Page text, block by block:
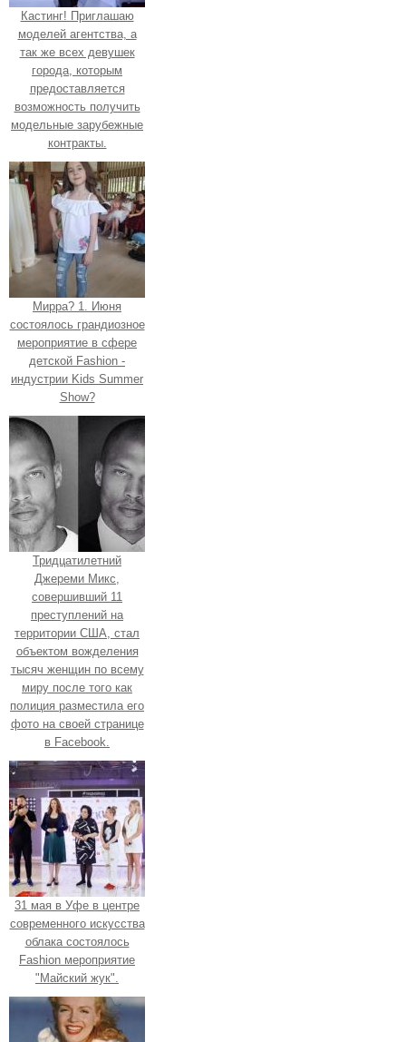
Кастинг! Приглашаю
моделей агентства, а
так же всех девушек
города, которым
предоставляется
возможность получить
модельные зарубежные
контракты.
Мирра? 1. Июня
состоялось грандиозное
мероприятие в сфере
детской Fashion -
индустрии Kids Summer
Show?
Тридцатилетний
Джереми Микс,
совершивший 11
преступлений на
территории США, стал
объектом вожделения
тысяч женщин по всему
миру после того как
полиция разместила его
фото на своей странице
в Facebook.
31 мая в Уфе в центре
современного искусства
облака состоялось
Fashion мероприятие
"Майский жук".